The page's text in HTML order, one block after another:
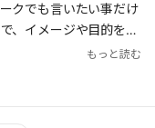
クでも言いたい事だけ
、イメージや目的を持
然と気を使えればあま
もっと読む